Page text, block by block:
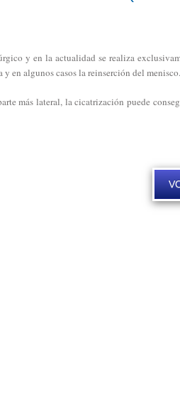
y en la actualidad se realiza
y en algunos casos la reinserción del menisco.
más lateral, la cicatrización puede